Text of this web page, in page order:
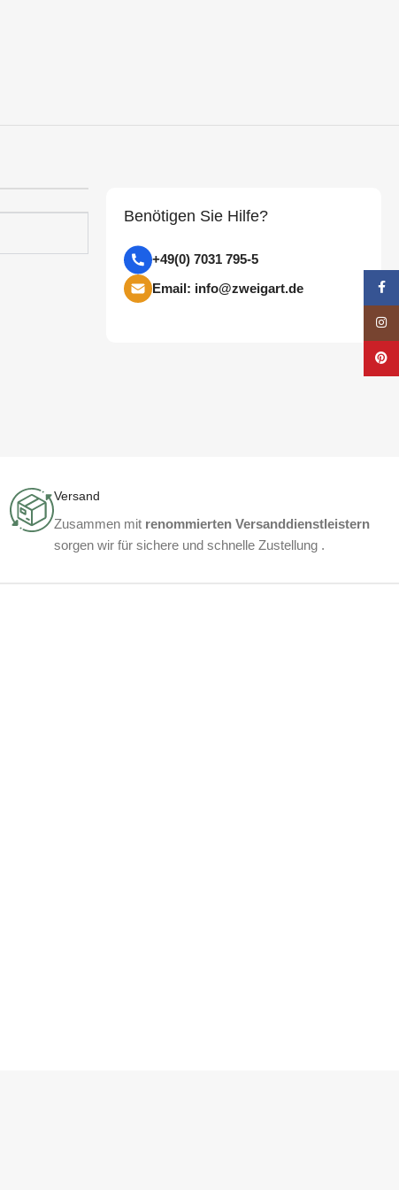
Benötigen Sie Hilfe?
+49(0) 7031 795-5
Email: info@zweigart.de
Versand
Zusammen mit renommierten Versanddienstleistern
sorgen wir für sichere und schnelle Zustellung .